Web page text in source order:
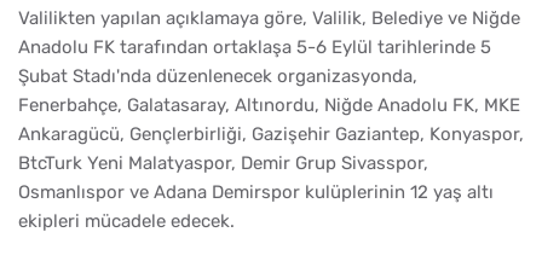
Valilikten yapılan açıklamaya göre, Valilik, Belediye ve Niğde
Anadolu FK tarafından ortaklaşa 5-6 Eylül tarihlerinde 5
Şubat Stadı'nda düzenlenecek organizasyonda,
Fenerbahçe, Galatasaray, Altınordu, Niğde Anadolu FK, MKE
Ankaragücü, Gençlerbirliği, Gazişehir Gaziantep, Konyaspor,
BtcTurk Yeni Malatyaspor, Demir Grup Sivasspor,
Osmanlıspor ve Adana Demirspor kulüplerinin 12 yaş altı
ekipleri mücadele edecek.